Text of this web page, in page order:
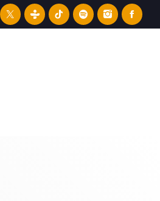
MÚSICA LATINA Y